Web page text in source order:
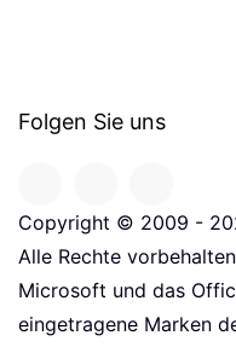
Folgen Sie uns
Copyright © 2009 -
Alle Rechte
Microsoft und das
eingetragene Marken